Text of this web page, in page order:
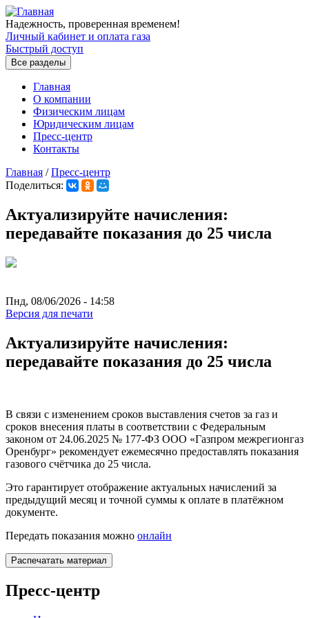
Перейти к основному содержанию
Надежность, проверенная временем!
Личный кабинет и оплата газа
Быстрый доступ
Все разделы
Главная
О компании
Физическим лицам
Юридическим лицам
Пресс-центр
Контакты
Вы здесь
Главная / Пресс-центр
Поделиться:
Актуализируйте начисления:
передавайте показания до 25 числа
Пнд, 08/06/2026 - 14:58
Версия для печати
Актуализируйте начисления:
передавайте показания до 25 числа
В связи с изменением сроков выставления счетов за газ и
сроков внесения платы в соответствии с Федеральным
законом от 24.06.2025 № 177-ФЗ ООО «Газпром межрегионгаз
Оренбург» рекомендует ежемесячно предоставлять показания
газового счётчика до 25 числа.
Это гарантирует отображение актуальных начислений за
предыдущий месяц и точной суммы к оплате в платёжном
документе.
Передать показания можно онлайн
Распечатать материал
Пресс-центр